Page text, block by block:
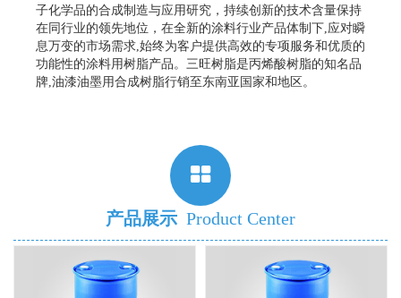
子化学品的合成制造与应用研究，持续创新的技术含量保持
在同行业的领先地位，在全新的涂料行业产品体制下,应对瞬
息万变的市场需求,始终为客户提供高效的专项服务和优质的
功能性的涂料用树脂产品。三旺树脂是丙烯酸树脂的知名品
牌,油漆油墨用合成树脂行销至东南亚国家和地区。
产品展示 Product Center